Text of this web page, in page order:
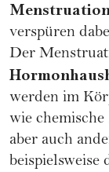
verspüren
Der
werden im
wie
aber auch